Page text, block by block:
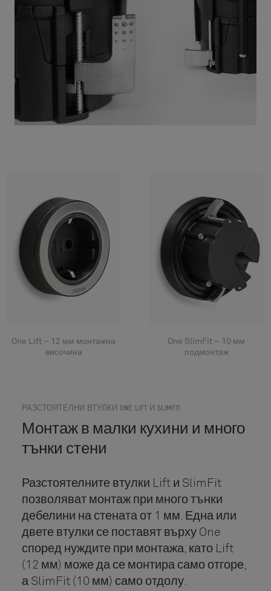
One Lift – 12 мм монтажна
височина
One SlimFit – 10 мм
подмонтаж
РАЗСТОЯТЕЛНИ ВТУЛКИ ONE LIFT И SLIMFIT
Монтаж в малки кухини и много
тънки стени
Разстоятелните втулки Lift и SlimFit
позволяват монтаж при много тънки
дебелини на стената от 1 мм. Една или
двете втулки се поставят върху One
според нуждите при монтажа, като Lift
(12 мм) може да се монтира само отгоре,
а SlimFit (10 мм) само отдолу.